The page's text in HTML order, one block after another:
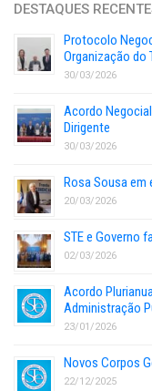
DESTAQUES
Protocolo
Organização do
30/03/2026
Acordo
Dirigente
30/03/2026
Rosa Sousa em
20/03/2026
STE e Governo
02/03/2026
Acordo
Administração
23/01/2026
Novos Corpos
22/12/2025